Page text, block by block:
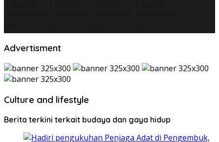
Advertisment
Culture and lifestyle
Berita terkini terkait budaya dan gaya hidup